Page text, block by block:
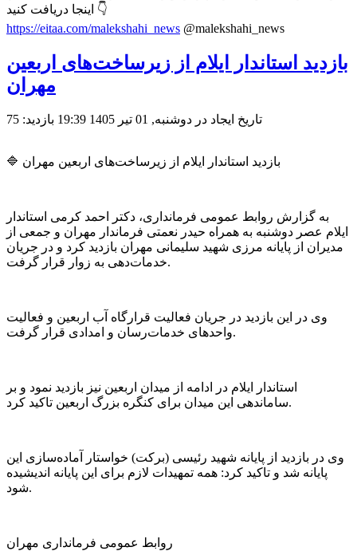
اینجا دریافت کنید 👇
https://eitaa.com/malekshahi_news @malekshahi_news
بازدید استاندار ایلام از زیرساخت‌های اربعین
مهران
تاریخ ایجاد در دوشنبه, 01 تیر 1405 19:39 بازدید: 75
🔷 بازدید استاندار ایلام از زیرساخت‌های اربعین مهران
به گزارش روابط عمومی فرمانداری، دکتر احمد کرمی استاندار
ایلام عصر دوشنبه به همراه حیدر نعمتی فرماندار مهران و جمعی از
مدیران از پایانه مرزی شهید سلیمانی مهران بازدید کرد و در جریان
خدمات‌دهی به زوار قرار گرفت.
وی در این بازدید در جریان فعالیت‌ قرارگاه آب اربعین و فعالیت
واحد‌های خدمات‌رسان و امدادی قرار گرفت.
استاندار ایلام در ادامه از میدان اربعین نیز بازدید نمود و بر
ساماندهی این میدان برای کنگره بزرگ اربعین تاکید کرد.‌
وی در بازدید از پایانه شهید رئیسی (برکت) خواستار آماده‌سازی این
پایانه شد و تاکید کرد: همه تمهیدات لازم برای این پایانه اندیشیده
شود.
روابط عمومی فرمانداری مهران